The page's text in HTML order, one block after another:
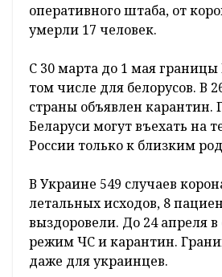
оперативного штаба, от
умерли 17 человек.
С 30 марта до 1 мая
том числе для белорусов. В
страны объявлен карантин.
Беларуси могут въехать на
России только к близким
В Украине 549 случаев
летальных исходов, 8
выздоровели. До 24 апреля
режим ЧС и карантин.
даже для украинцев.